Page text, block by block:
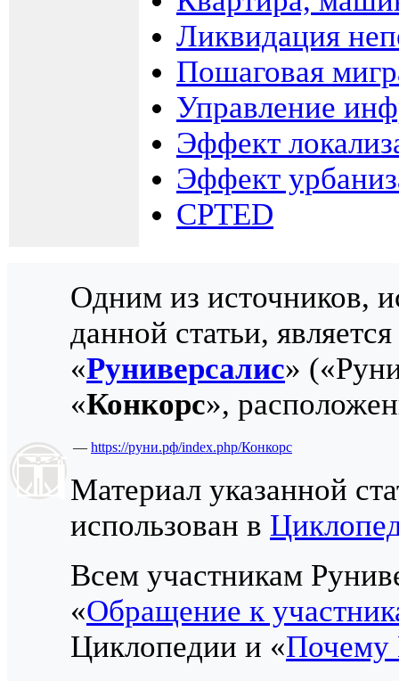
Ликвидация
Пошаговая
Управление
Эффект
Эффект
CPTED
Одним из источников,
данной статьи,
«Руниверсалис»
«Конкорс»,
— https://руни.рф/index.php/Конкорс
Материал указанной
использован в
Всем участникам
«Обращение к
Циклопедии и «Почему